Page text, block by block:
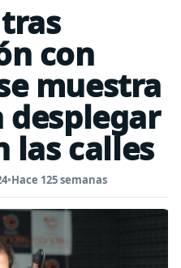
con
muestra
desplegar
las calles
•Hace 125 semanas